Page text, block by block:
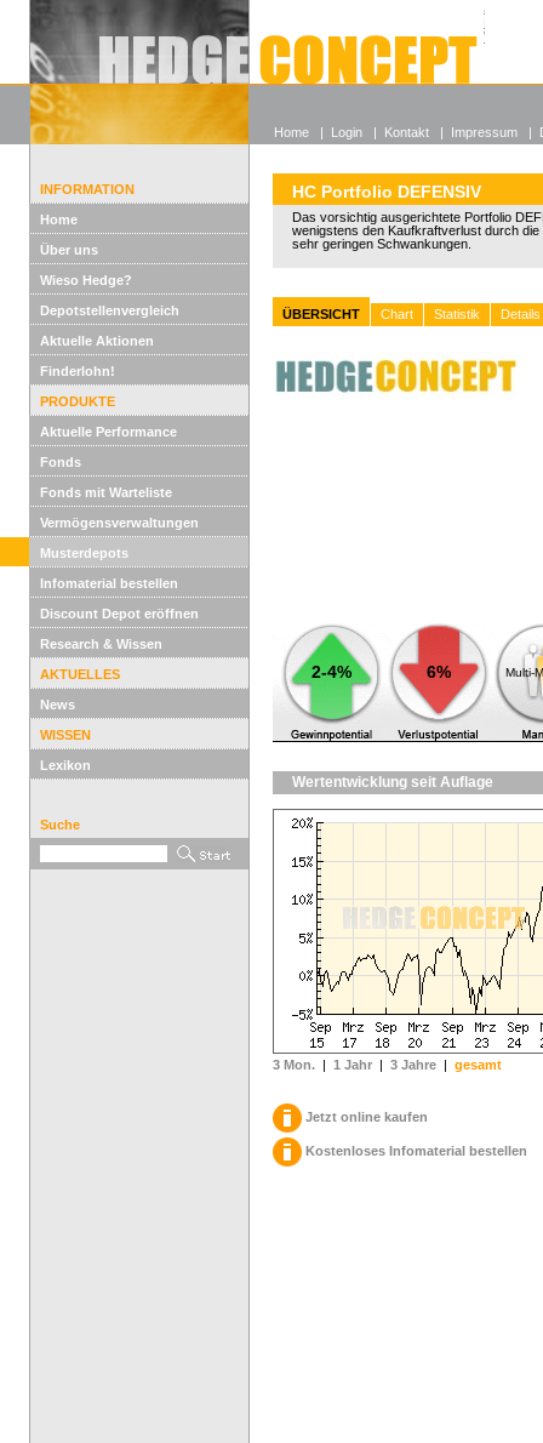
Alle
Wieso
INFORMATION
Home
Über uns
Wieso Hedge?
Depotstellenvergleich
Aktuelle Aktionen
Finderlohn!
PRODUKTE
Aktuelle Performance
Fonds
Fonds mit Warteliste
Vermögensverwaltungen
Musterdepots
Infomaterial bestellen
Discount Depot eröffnen
Research & Wissen
AKTUELLES
News
WISSEN
Lexikon
Suche
HC Portfolio DEFENSIV
Das vorsichtig ausgerichtete Portfolio
wenigstens den Kaufkraftverlust durch
sehr geringen Schwankungen.
ÜBERSICHT Chart Statistik Details
2-4% 6% Multi-
Wertentwicklung seit Auflage
3 Mon. | 1 Jahr | 3 Jahre | gesamt
Jetzt online kaufen
Kostenloses Infomaterial bestellen
Home | Login | Kontakt | Impressum |